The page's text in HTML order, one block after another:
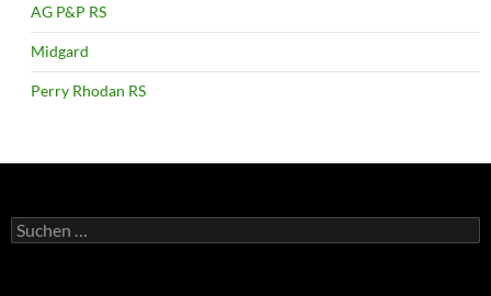
AG P&P RS
Midgard
Perry Rhodan RS
Suchen
nach: